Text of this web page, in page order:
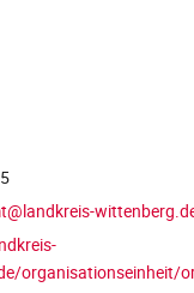
organisationseinheit/